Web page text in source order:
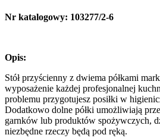
Nr katalogowy: 103277/2-6
Opis:
Stół przyścienny z dwiema półkami
wyposażenie każdej profesjonalnej
problemu przygotujesz posiłki w
Dodatkowo dolne półki umożliwiają
garnków lub produktów spożywczych,
niezbędne rzeczy będą pod ręką.